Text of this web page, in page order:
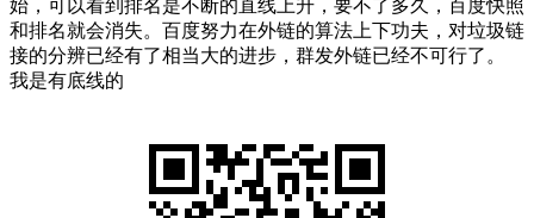
始，可以看到排名是不断的直线上升，要不了多久，百度快照
和排名就会消失。百度努力在外链的算法上下功夫，对垃圾链
接的分辨已经有了相当大的进步，群发外链已经不可行了。
我是有底线的